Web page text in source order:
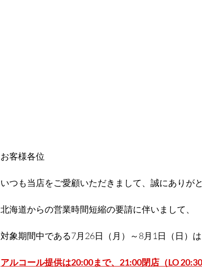
お客様各位
いつも当店をご愛顧いただきまして、誠にありが
北海道からの営業時間短縮の要請に伴いまして、
対象期間中である7月26日（月）～8月1日（日）は
アルコール提供は20:00まで、21:00閉店（LO 20:30